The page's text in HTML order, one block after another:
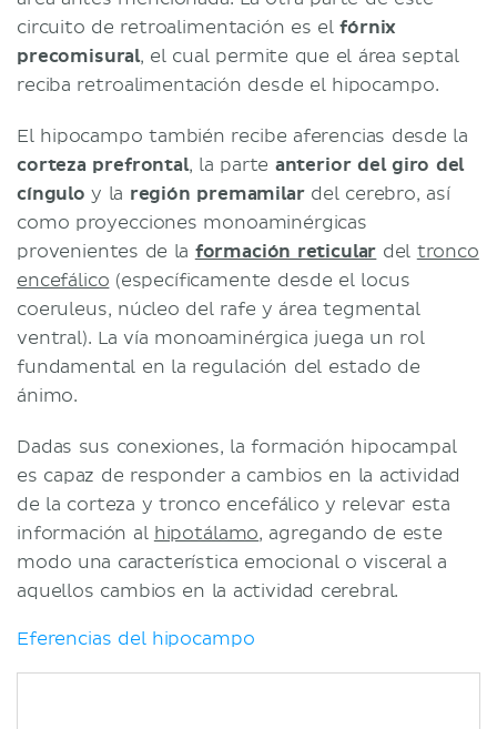
circuito de retroalimentación es elfórnix
precomisural, el cual permite que el área septal
reciba retroalimentación desde el hipocampo.
El hipocampo también recibe aferencias desde la
corteza prefrontal, la parte anterior del giro del
cíngulo y la región premamilardel cerebro, así
como proyecciones monoaminérgicas
provenientes de la formación reticular del tronco
encefálico (específicamente desde el locus
coeruleus, núcleo del rafe y área tegmental
ventral). La vía monoaminérgica juega un rol
fundamental en la regulación del estado de
ánimo.
Dadas sus conexiones, la formación hipocampal
es capaz de responder a cambios en la actividad
de la corteza y tronco encefálico y relevar esta
información al hipotálamo, agregando de este
modo una característica emocional o visceral a
aquellos cambios en la actividad cerebral.
Eferencias del hipocampo